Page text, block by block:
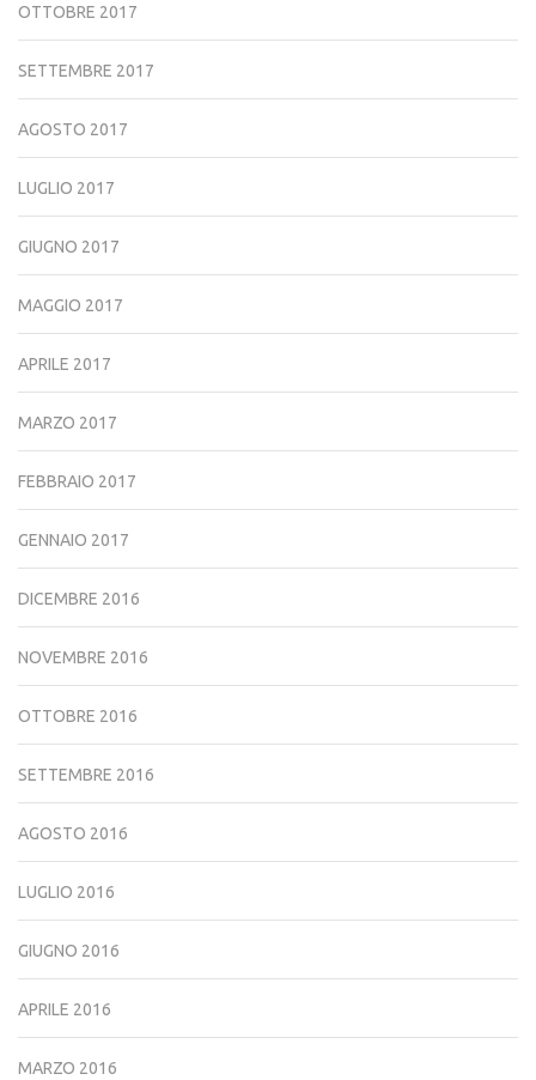
OTTOBRE 2017
SETTEMBRE 2017
AGOSTO 2017
LUGLIO 2017
GIUGNO 2017
MAGGIO 2017
APRILE 2017
MARZO 2017
FEBBRAIO 2017
GENNAIO 2017
DICEMBRE 2016
NOVEMBRE 2016
OTTOBRE 2016
SETTEMBRE 2016
AGOSTO 2016
LUGLIO 2016
GIUGNO 2016
APRILE 2016
MARZO 2016